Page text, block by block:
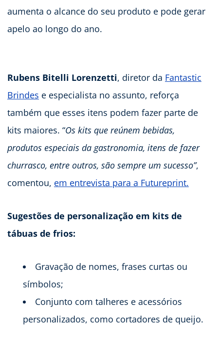
aumenta o alcance do seu produto e pode gerar
apelo ao longo do ano.
Rubens Bitelli Lorenzetti, diretor da Fantastic
Brindes e especialista no assunto, reforça
também que esses itens podem fazer parte de
kits maiores. “Os kits que reúnem bebidas,
produtos especiais da gastronomia, itens de fazer
churrasco, entre outros, são sempre um sucesso”,
comentou, em entrevista para a Futureprint.
Sugestões de personalização em kits de
tábuas de frios:
Gravação de nomes, frases curtas ou
símbolos;
Conjunto com talheres e acessórios
personalizados, como cortadores de queijo.